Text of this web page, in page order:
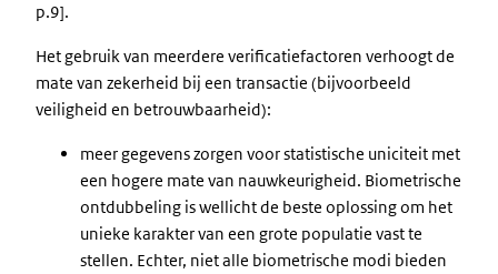
p.9].
Het gebruik van meerdere verificatiefactoren verhoogt de
mate van zekerheid bij een transactie (bijvoorbeeld
veiligheid en betrouwbaarheid):
meer gegevens zorgen voor statistische uniciteit met
een hogere mate van nauwkeurigheid. Biometrische
ontdubbeling is wellicht de beste oplossing om het
unieke karakter van een grote populatie vast te
stellen. Echter, niet alle biometrische modi bieden